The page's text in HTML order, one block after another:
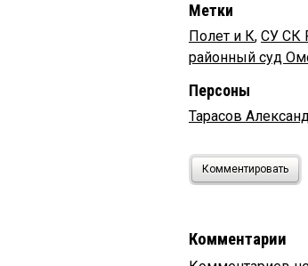
Метки
Полет и К, СУ СК
районный суд
Персоны
Тарасов
Комментировать
Комментарии